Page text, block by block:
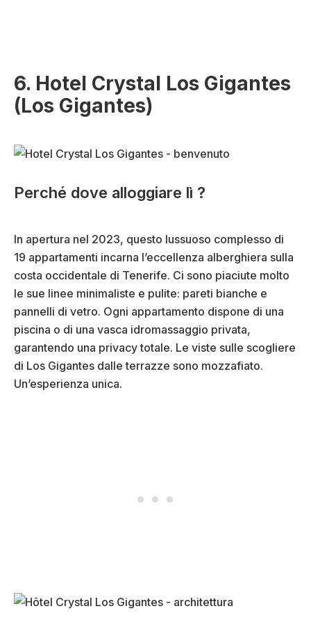
6. Hotel Crystal Los Gigantes
(Los Gigantes)
Perché dove alloggiare lì ?
In apertura nel 2023, questo lussuoso complesso di
19 appartamenti incarna l’eccellenza alberghiera sulla
costa occidentale di Tenerife. Ci sono piaciute molto
le sue linee minimaliste e pulite: pareti bianche e
pannelli di vetro. Ogni appartamento dispone di una
piscina o di una vasca idromassaggio privata,
garantendo una privacy totale. Le viste sulle scogliere
di Los Gigantes dalle terrazze sono mozzafiato.
Un’esperienza unica.